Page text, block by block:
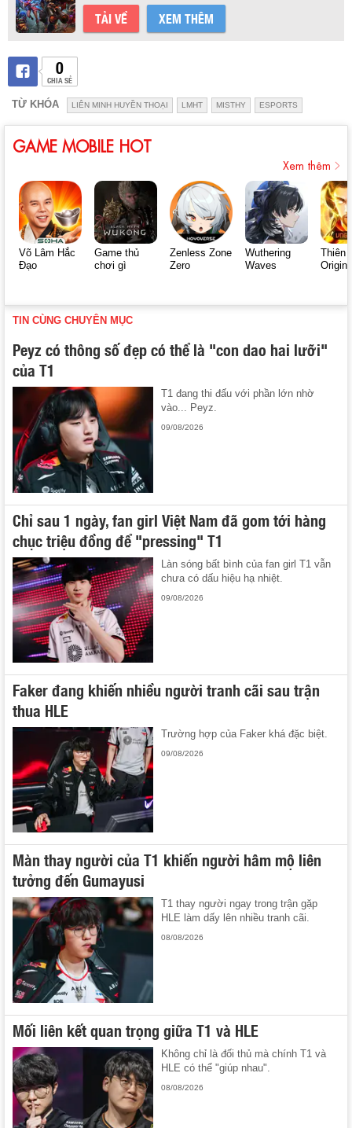
TẢI VỀ XEM THÊM
0
CHIA SẺ
TỪ KHÓA LIÊN MINH HUYỀN THOẠI LMHT MISTHY ESPORTS
GAME MOBILE HOT
Xem thêm
Võ Lâm Hắc
Đạo
Game thủ
chơi gì
Zenless Zone
Zero
Wuthering
Waves
Thiên
Origin
TIN CÙNG CHUYÊN MỤC
Peyz có thông số đẹp có thể là "con dao hai lưỡi"
của T1
T1 đang thi đấu với phần lớn nhờ
vào... Peyz.
09/08/2026
Chỉ sau 1 ngày, fan girl Việt Nam đã gom tới hàng
chục triệu đồng để "pressing" T1
Làn sóng bất bình của fan girl T1 vẫn
chưa có dấu hiệu hạ nhiệt.
09/08/2026
Faker đang khiến nhiều người tranh cãi sau trận
thua HLE
Trường hợp của Faker khá đặc biệt.
09/08/2026
Màn thay người của T1 khiến người hâm mộ liên
tưởng đến Gumayusi
T1 thay người ngay trong trận gặp
HLE làm dấy lên nhiều tranh cãi.
08/08/2026
Mối liên kết quan trọng giữa T1 và HLE
Không chỉ là đối thủ mà chính T1 và
HLE có thể "giúp nhau".
08/08/2026